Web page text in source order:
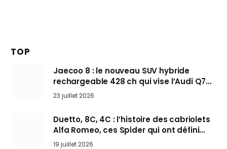
TOP
Jaecoo 8 : le nouveau SUV hybride
rechargeable 428 ch qui vise l’Audi Q7
arrive en Europe cet automne
23 juillet 2026
Duetto, 8C, 4C : l’histoire des cabriolets
Alfa Romeo, ces Spider qui ont défini
l’art de rouler cheveux au vent
19 juillet 2026